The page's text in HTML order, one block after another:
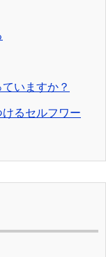
いますか？
るセルフワー